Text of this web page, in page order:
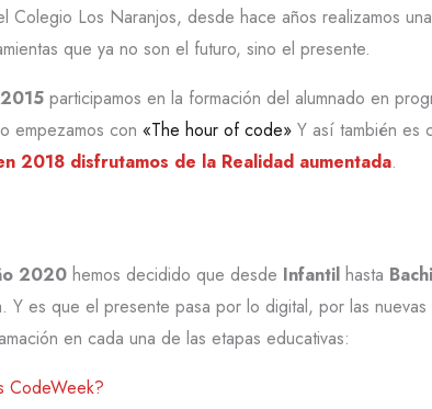
Colegio Los Naranjos, desde hace años realizamos
que ya no son el futuro, sino el presente.
participamos en la formación del alumnado en
empezamos con «The hour of code» Y así también es
2018 disfrutamos de la Realidad aumentada.
2020 hemos decidido que desde Infantilhasta
Y es que el presente pasa por lo digital, por las
en cada una de las etapas educativas:
CodeWeek?